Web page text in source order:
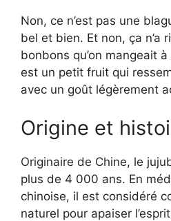
Non, ce n’est pas une
bel et bien. Et non, ça n’a
bonbons qu’on mangeait
est un petit fruit qui
avec un goût légèrement
Origine et
Originaire de Chine, le
plus de 4 000 ans. En
chinoise, il est considéré
naturel pour apaiser